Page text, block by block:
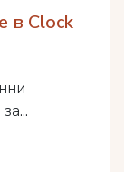
в Clock